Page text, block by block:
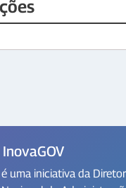
uma iniciativa da